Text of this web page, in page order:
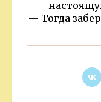
— Тогда